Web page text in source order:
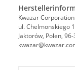
Kwazar
ul. Chelmonskiego
Jaktorów, Polen,